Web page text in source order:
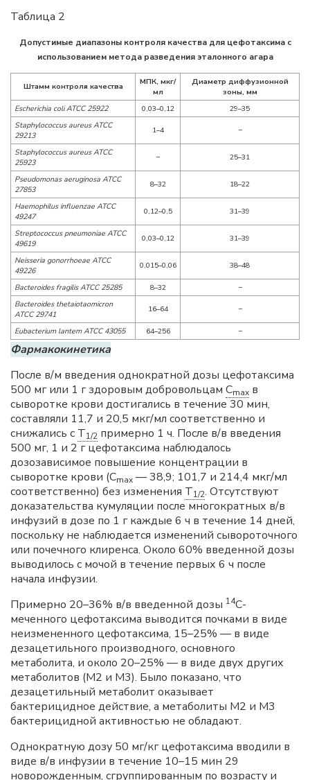
Таблица 2
Допустимые диапазоны контроля качества для цефотаксима с
использованием метода разведения эталонного агара
Штамм контроля качества
МПК, мкг/
мл
Диаметр диффузионной
зоны, мм
Escherichia coli ATCC 25922
0,03–0,12
29–35
Staphylococcus aureus ATCC
29213
1–4 −
Staphylococcus aureus ATCC
25923
− 25–31
Pseudomonas aeruginosa ATCC
27853
8–32 18–22
Haemophilus influenzae ATCC
49247
0,12–0,5 31–39
Streptococcus pneumoniae ATCC
49619
0,03–0,12 31–39
Neisseria gonorrhoeae ATCC
49226
0,015–0,06 38–48
Bacteroides fragilis ATCC 25285 8–32
−
Bacteroides thetaiotaomicron
ATCC 29741
16–64 −
Eubacterium lantem ATCC 43055 64–256 −
Фармакокинетика
После в/м введения однократной дозы цефотаксима
500 мг или 1 г здоровым добровольцам Cmax в
сыворотке крови достигались в течение 30 мин,
составляли 11,7 и 20,5 мкг/мл соответственно и
снижались с T1/2 примерно 1 ч. После в/в введения
500 мг, 1 и 2 г цефотаксима наблюдалось
дозозависимое повышение концентрации в
сыворотке крови (Cmax — 38,9; 101,7 и 214,4 мкг/мл
соответственно) без изменения T1/2. Отсутствуют
доказательства кумуляции после многократных в/в
инфузий в дозе по 1 г каждые 6 ч в течение 14 дней,
поскольку не наблюдается изменений сывороточного
или почечного клиренса. Около 60% введенной дозы
выводилось с мочой в течение первых 6 ч после
начала инфузии.
Примерно 20–36% в/в введенной дозы 14C-
меченного цефотаксима выводится почками в виде
неизмененного цефотаксима, 15–25% — в виде
дезацетильного производного, основного
метаболита, и около 20–25% — в виде двух других
метаболитов (М2 и М3). Было показано, что
дезацетильный метаболит оказывает
бактерицидное действие, а метаболиты М2 и М3
бактерицидной активностью не обладают.
Однократную дозу 50 мг/кг цефотаксима вводили в
виде в/в инфузии в течение 10–15 мин 29
новорожденным, сгруппированным по возрасту и